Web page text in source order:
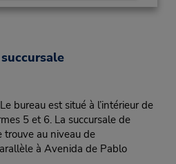
bureau est situé à l’intérieur de
5 et 6. La succursale de
trouve au niveau de
à Avenida de Pablo